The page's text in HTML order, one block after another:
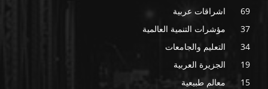
اشراقات عربية
69
مؤشرات التنمية العالمية
37
التعليم والجامعات
34
الجزيرة العربية
19
معالم طبيعية
15